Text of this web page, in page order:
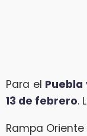
Para el Puebla
13 de febrero.
Rampa